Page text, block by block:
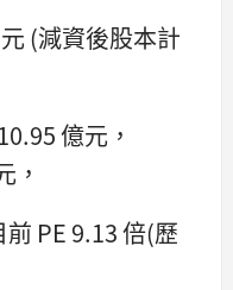
(減資後股本計
億元，
，
PE 9.13 倍(歷